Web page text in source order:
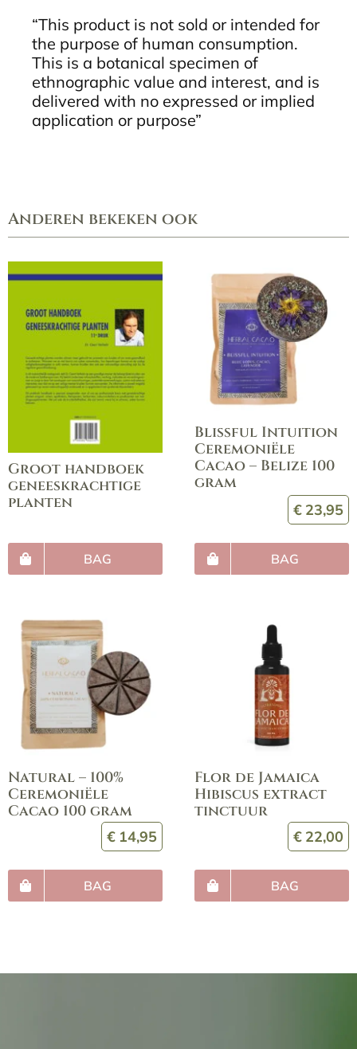
“This product is not sold or intended for
the purpose of human consumption.
This is a botanical specimen of
ethnographic value and interest, and is
delivered with no expressed or implied
application or purpose”
Anderen bekeken ook
Groot handboek
geneeskrachtige
planten
BAG
Blissful Intuition
Ceremoniële
Cacao – Belize 100
gram
€ 23,95
BAG
Natural – 100%
Ceremoniële
Cacao 100 gram
€ 14,95
BAG
Flor de Jamaica
Hibiscus extract
tinctuur
€ 22,00
BAG